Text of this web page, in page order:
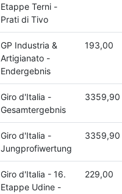
Etappe Terni -
Prati di Tivo
GP Industria &
Artigianato -
Endergebnis
193,00
Giro d'Italia -
Gesamtergebnis
3359,90
Giro d'Italia -
Jungprofiwertung
3359,90
Giro d'Italia - 16.
Etappe Udine -
229,00